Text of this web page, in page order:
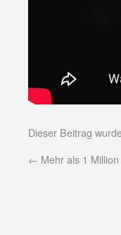
Dieser Beitrag
← Mehr als 1